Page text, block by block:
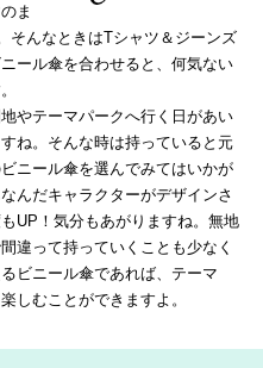
ま
そんなときはTシャツ＆ジーンズ
ール傘を合わせると、何気ない
やテーマパークへ行く日があい
ね。そんな時は持っていると元
ニール傘を選んでみてはいかが
んだキャラクターがデザインさ
UP！気分もあがりますね。無地
違って持っていくことも少なく
ビニール傘であれば、テーマ
しむことができますよ。